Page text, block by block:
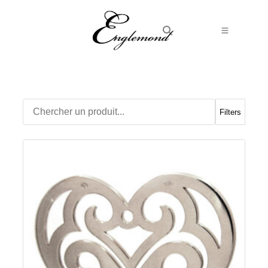
Boucles d’Oreilles
Boutons de manchette
Colliers
Médailles
Pendentifs
Adamas
Filters